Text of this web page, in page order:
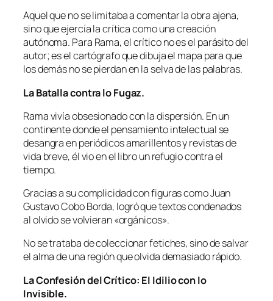
Aquel que no se limitaba a comentar la obra ajena,
sino que ejercía la crítica como una creación
autónoma. Para Rama, el crítico no es el parásito del
autor; es el cartógrafo que dibuja el mapa para que
los demás no se pierdan en la selva de las palabras.
La Batalla contra lo Fugaz.
Rama vivía obsesionado con la dispersión. En un
continente donde el pensamiento intelectual se
desangra en periódicos amarillentos y revistas de
vida breve, él vio en el libro un refugio contra el
tiempo.
Gracias a su complicidad con figuras como Juan
Gustavo Cobo Borda, logró que textos condenados
al olvido se volvieran «orgánicos».
No se trataba de coleccionar fetiches, sino de salvar
el alma de una región que olvida demasiado rápido.
La Confesión del Crítico: El Idilio con lo
Invisible.